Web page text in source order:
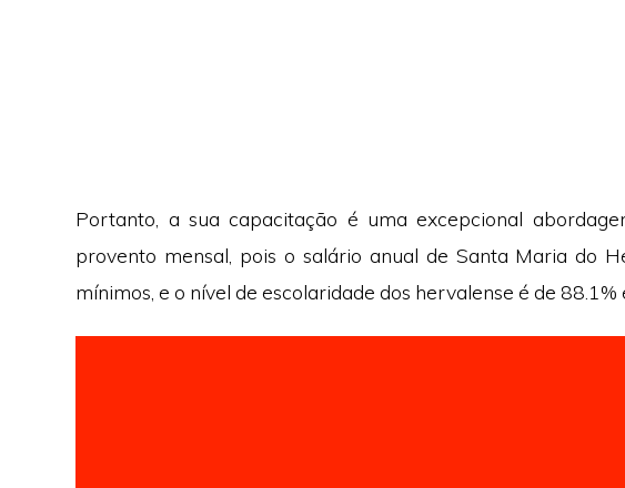
Portanto, a sua capacitação é uma excepcional
provento mensal, pois o salário anual de Santa Maria do
mínimos, e o nível de escolaridade dos hervalense é de 88.1%